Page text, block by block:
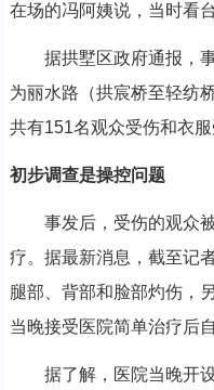
在场的冯阿姨说，当时看
据拱墅区政府通报，事
为丽水路（拱宸桥至轻纺
共有151名观众受伤和衣
初步调查是操控问题
事发后，受伤的观众被
疗。据最新消息，截至记
腿部、背部和脸部灼伤，
当晚接受医院简单治疗后
据了解，医院当晚开设